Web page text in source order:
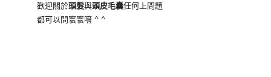
歡迎關於頭髮與頭皮毛囊任何上問題
都可以問寰寰唷 ^ ^